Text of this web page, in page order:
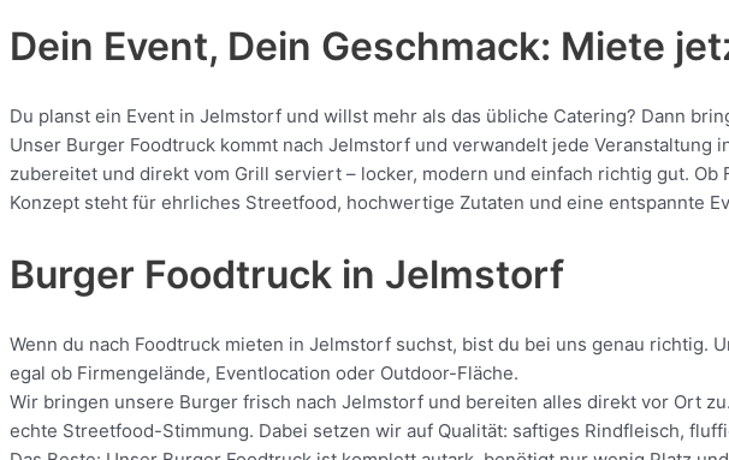
Dein Event, Dein Geschmack: Miete
Du planst ein Event in Jelmstorf und willst mehr als das übliche Catering? Dann
Unser Burger Foodtruck kommt nach Jelmstorf und verwandelt jede Veranstaltung
zubereitet und direkt vom Grill serviert – locker, modern und einfach richtig gut.
Konzept steht für ehrliches Streetfood, hochwertige Zutaten und eine entspannte
Burger Foodtruck in Jelmstorf
Wenn du nach Foodtruck mieten in Jelmstorf suchst, bist du bei uns genau
egal ob Firmengelände, Eventlocation oder Outdoor-Fläche.
Wir bringen unsere Burger frisch nach Jelmstorf und bereiten alles direkt vor Ort
echte Streetfood-Stimmung. Dabei setzen wir auf Qualität: saftiges Rindfleisch,